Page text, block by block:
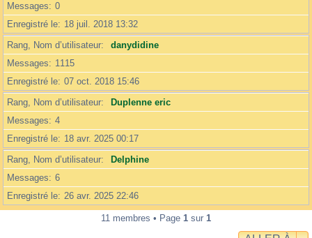
Messages
0
Enregistré le
18 juil. 2018 13:32
Rang, Nom d’utilisateur
danydidine
Messages
1115
Enregistré le 07 oct. 2018 15:46
Rang, Nom d’utilisateur
Duplenne eric
Messages
4
Enregistré le
18 avr. 2025 00:17
Rang, Nom d’utilisateur
Delphine
Messages
6
Enregistré le 26 avr. 2025 22:46
11 membres • Page 1 sur 1